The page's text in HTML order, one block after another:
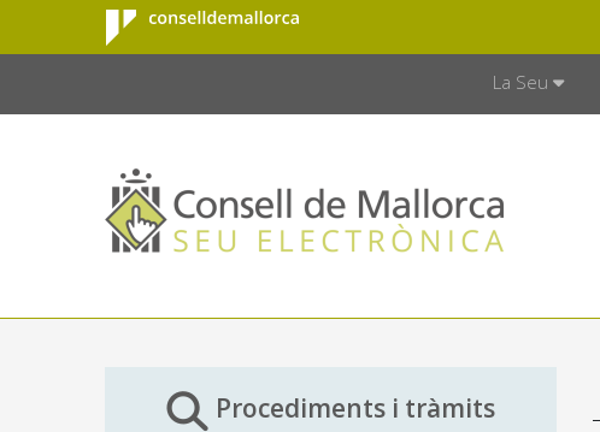
Salta al contingut principal
Consell de
Mallorca
La Seu
Procediments i tràmits